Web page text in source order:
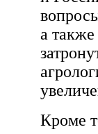
а
Кроме